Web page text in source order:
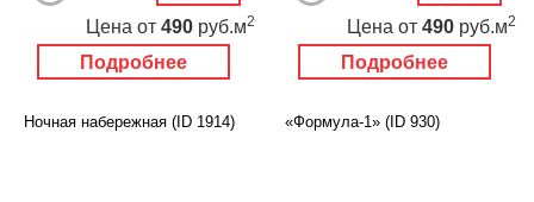
Подробнее
Цена от 490 руб.м2
Подробнее
Цена от 490 руб.м2
Ночная набережная (ID 1914) «Формула-1» (ID 930)